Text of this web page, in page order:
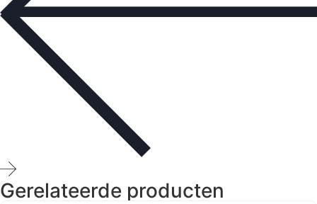
Gerelateerde producten